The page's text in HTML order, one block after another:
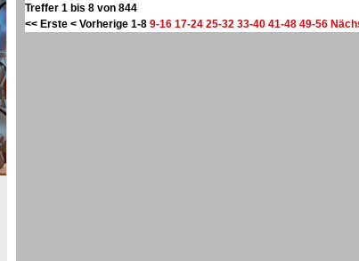
Treffer 1 bis 8 von 844
<< Erste < Vorherige 1-8 9-16 17-24 25-32 33-40 41-48 49-56